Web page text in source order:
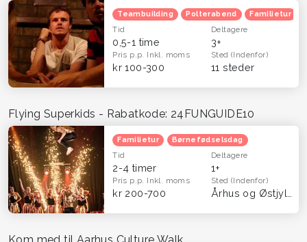
Teambuilding Polterabend Familietur
Tid
0,5-1 time
Deltagere
3+
Pris p.p. Inkl. moms
kr 100-300
Sted(Indenfor)
11 steder
Flying Superkids - Rabatkode: 24FUNGUIDE10
Familietur Børnefødselsdag
Tid
2-4 timer
Deltagere
1+
Pris p.p. Inkl. moms
kr 200-700
Sted(Indenfor)